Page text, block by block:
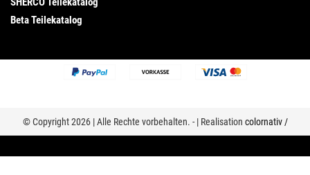
Beta Teilekatalog
© Copyright 2026 | Alle Rechte vorbehalten. - | Realisation colornativ /